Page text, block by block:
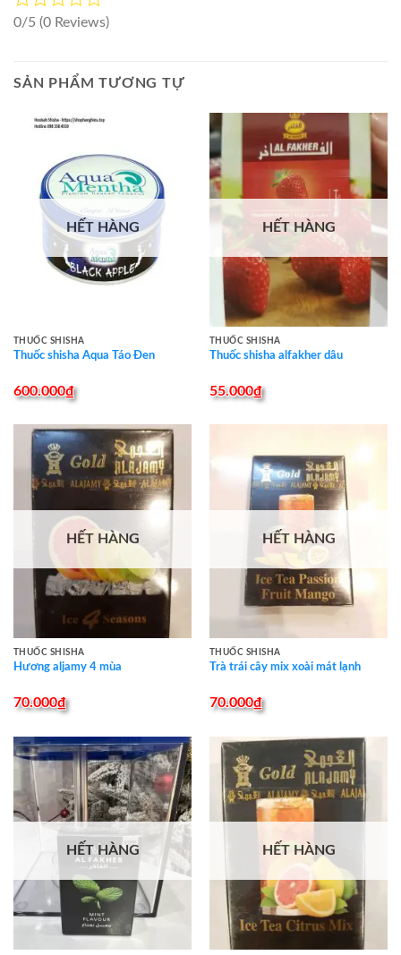
0/5 (0 Reviews)
SẢN PHẨM TƯƠNG TỰ
HẾT HÀNG
THUỐC SHISHA
Thuốc shisha Aqua Táo Đen
600.000₫
HẾT HÀNG
THUỐC SHISHA
Thuốc shisha alfakher dâu
55.000₫
HẾT HÀNG
THUỐC SHISHA
Hương aljamy 4 mùa
70.000₫
HẾT HÀNG
THUỐC SHISHA
Trà trái cây mix xoài mát lạnh
70.000₫
HẾT HÀNG HẾT HÀNG